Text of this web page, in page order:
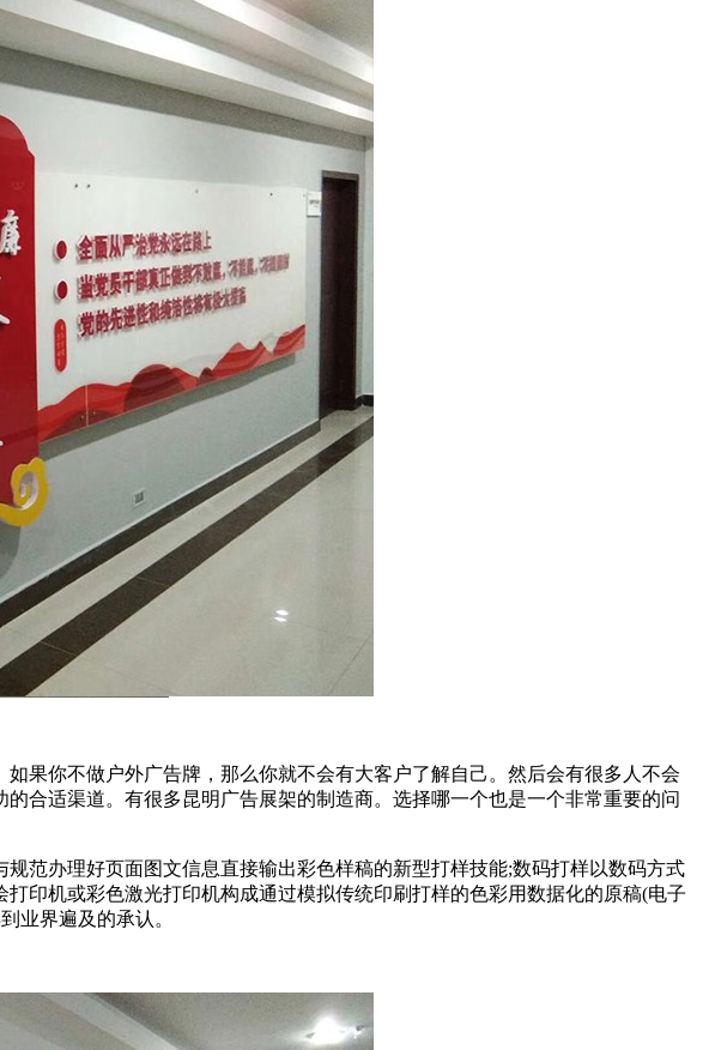
果你不做户外广告牌，那么你就不会有大客户了解自己。然后会有很多人不会
合适渠道。有很多昆明广告展架的制造商。选择哪一个也是一个非常重要的问
范办理好页面图文信息直接输出彩色样稿的新型打样技能;数码打样以数码方式
印机或彩色激光打印机构成通过模拟传统印刷打样的色彩用数据化的原稿(电子
业界遍及的承认。